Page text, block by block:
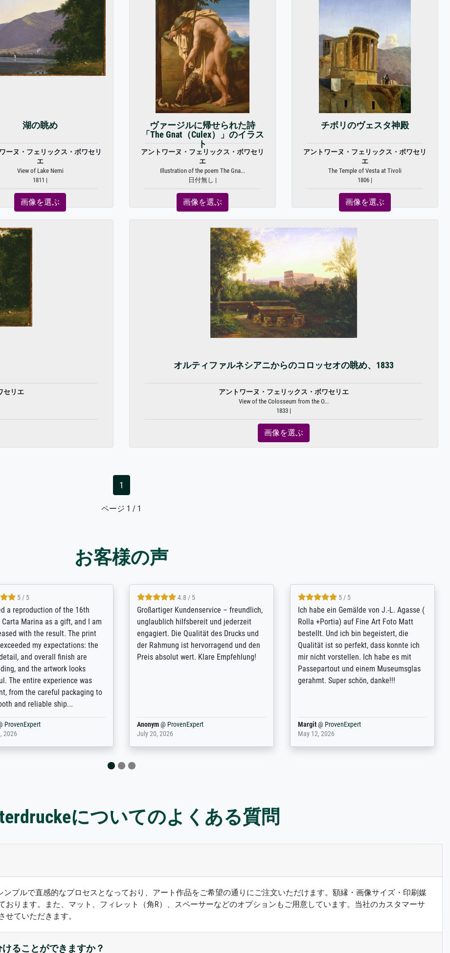
湖の眺め
ーヌ・フェリックス・ボワセリ
エ
View of Lake Nemi
1811 |
画像を選ぶ
ヴァージルに帰せられた詩
「The Gnat（Culex）」のイラス
ト
アントワーヌ・フェリックス・ボワセリ
エ
Illustration of the poem The Gna...
日付無し |
画像を選ぶ
チボリのヴェスタ神殿
アントワーヌ・フェリックス・ボワセリ
エ
The Temple of Vesta at Tivoli
1806 |
画像を選ぶ
セリエ
オルティファルネシアニからのコロッセオの眺め、1833
アントワーヌ・フェリックス・ボワセリエ
View of the Colosseum from the O...
1833 |
画像を選ぶ
1
ページ 1 / 1
お客様の声
5 / 5
at Meisterdrucke strives to
clients demands, and provides
on how to obtain the best
the prints requested by the
company has a vast
of prints to choose from, and
excellent service also with
to prints which are not in that
Highly recommended!
ProvenExpert
5 / 5
Outstanding quality and customer
support. - the quality of the printing is
excellent and difficult to distinguish
from the real thing; it will be my go-to
for high-quality art prints from now on -
Anonym@ ProvenExpert
January 12, 2026
4.8 / 5
Qualité absolument irréprochable.
Extraordinaire diversité des thèmes
abordés et personnalisation des
demandes (recadrage, réajustement des
couleurs). Relation clientèle parfaite.
Transport, réception sans aucun
problème. Merci à toute l'équipe ! Hervé
Anonym@ProvenExpert
March 31, 2025
についてのよくある質問
ンプルで直感的なプロセスとなっており、アート作品をご希望の通りにご注文いただけます。額縁・画像サイズ・印刷媒
ります。また、マット、フィレット（角R）、スペーサーなどのオプションもご用意しています。当社のカスタマーサ
ていただきます。
ることができますか？